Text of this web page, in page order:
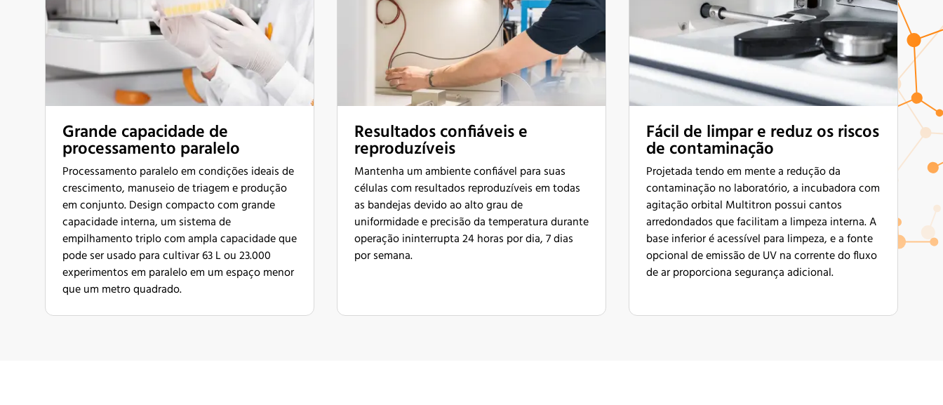
Grande capacidade de
processamento paralelo
Processamento paralelo em condições ideais de
crescimento, manuseio de triagem e produção
em conjunto. Design compacto com grande
capacidade interna, um sistema de
empilhamento triplo com ampla capacidade que
pode ser usado para cultivar 63 L ou 23.000
experimentos em paralelo em um espaço menor
que um metro quadrado.
Resultados confiáveis e
reproduzíveis
Mantenha um ambiente confiável para suas
células com resultados reproduzíveis em todas
as bandejas devido ao alto grau de
uniformidade e precisão da temperatura durante
operação ininterrupta 24 horas por dia, 7 dias
por semana.
Fácil de limpar e reduz os riscos
de contaminação
Projetada tendo em mente a redução da
contaminação no laboratório, a incubadora com
agitação orbital Multitron possui cantos
arredondados que facilitam a limpeza interna. A
base inferior é acessível para limpeza, e a fonte
opcional de emissão de UV na corrente do fluxo
de ar proporciona segurança adicional.